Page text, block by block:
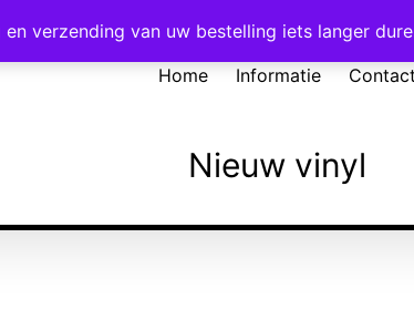
Voor 16:00 besteld = vandaag
Home Informatie Contact
Nieuw vinyl
verzending van uw bestelling iets langer